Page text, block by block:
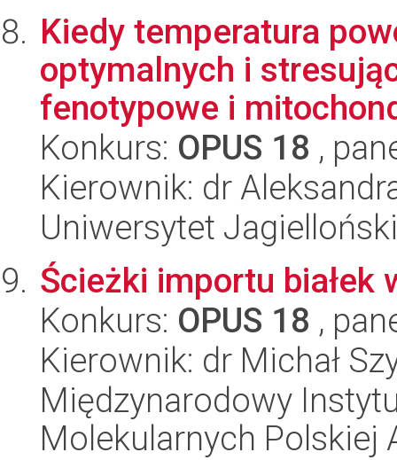
Kiedy temperatura
optymalnych i
fenotypowe i
Konkurs: OPUS 18 ,
Kierownik: dr
Uniwersytet
Ścieżki importu białek
Konkurs: OPUS 18 ,
Kierownik: dr Michał
Międzynarodowy
Molekularnych Polskiej